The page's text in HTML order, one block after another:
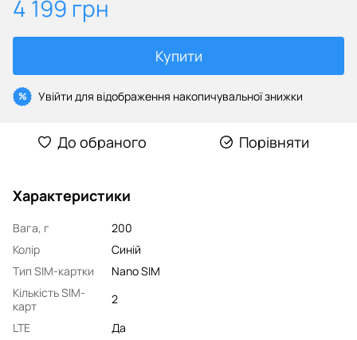
4 199 грн
Купити
% Увійти для відображення накопичувальної знижки
До обраного Порівняти
Характеристики
Вага, г
200
Колір
Синій
Тип SIM-картки
Nano SIM
Кількість SIM-
карт
2
LTE
Да